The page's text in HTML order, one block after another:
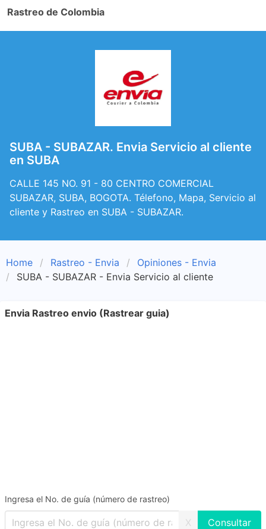
Rastreo de Colombia
SUBA - SUBAZAR. Envia Servicio al cliente
en SUBA
CALLE 145 NO. 91 - 80 CENTRO COMERCIAL
SUBAZAR, SUBA, BOGOTA. Télefono, Mapa, Servicio al
cliente y Rastreo en SUBA - SUBAZAR.
Home Rastreo - Envia
Opiniones - Envia
SUBA - SUBAZAR - Envia Servicio al cliente
Envia Rastreo envio (Rastrear guia)
Ingresa el No. de guía (número de rastreo)
X